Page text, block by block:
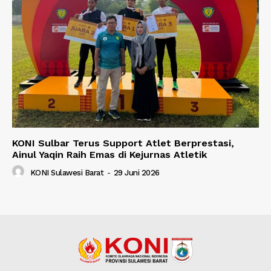
KONI Sulbar Terus Support Atlet Berprestasi,
Ainul Yaqin Raih Emas di Kejurnas Atletik
KONI Sulawesi Barat - 29 Juni 2026